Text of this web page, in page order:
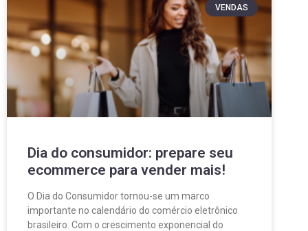
VENDAS
Dia do consumidor: prepare seu
ecommerce para vender mais!
O Dia do Consumidor tornou-se um marco
importante no calendário do comércio eletrônico
brasileiro. Com o crescimento exponencial do